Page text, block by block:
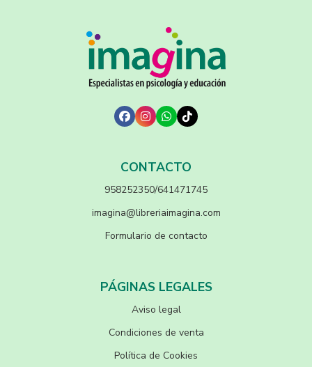
CONTACTO
958252350/641471745
imagina@libreriaimagina.com
Formulario de contacto
PÁGINAS LEGALES
Aviso legal
Condiciones de venta
Política de Cookies